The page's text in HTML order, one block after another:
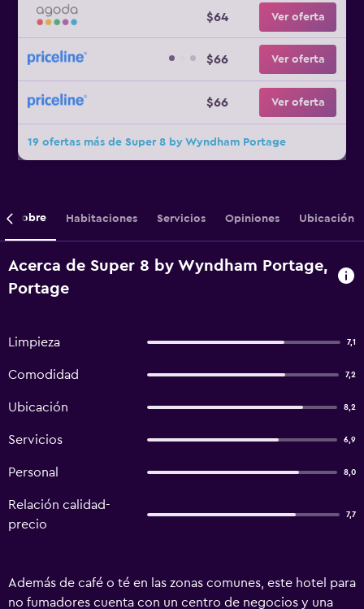
$64 Ver oferta
$66 Ver oferta
$66 Ver oferta
19 ofertas más de Super 8 by Wyndham Portage
Sobre Habitaciones Servicios Opiniones Ubicación
Acerca de Super 8 by Wyndham Portage,
Portage
Limpieza 7,1
Comodidad 7,2
Ubicación 8,2
Servicios 6,9
Personal 8,0
Relación calidad-
precio
7,7
Además de café o té en las zonas comunes, este hotel para
no fumadores cuenta con un centro de negocios y una